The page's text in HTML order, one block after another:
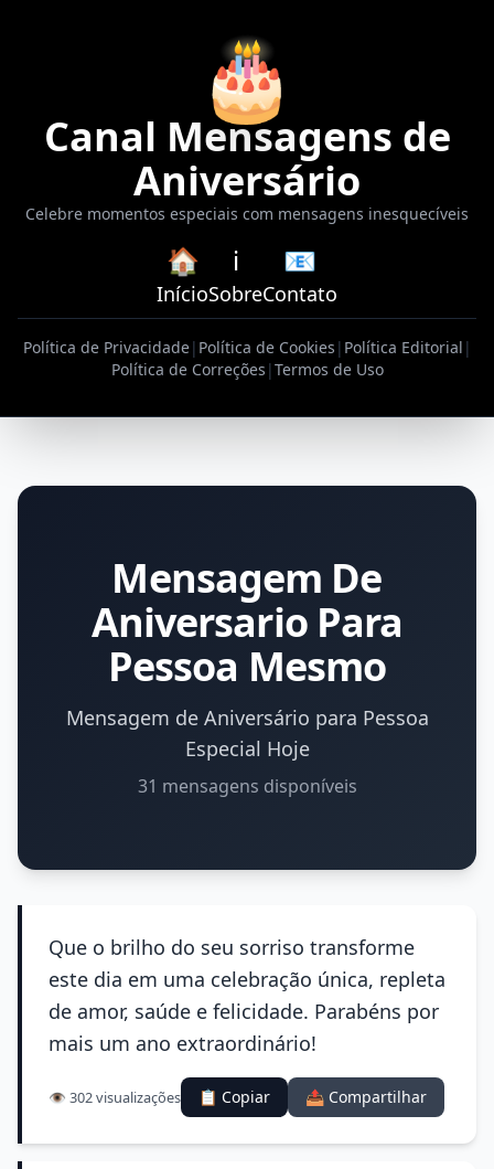
🎂
Canal Mensagens de
Aniversário
Celebre momentos especiais com mensagens inesquecíveis
🏠
Início
ℹ️
Sobre
📧
Contato
Política de Privacidade| Política de Cookies | Política Editorial |
Política de Correções |Termos de Uso
Mensagem De
Aniversario Para
Pessoa Mesmo
Mensagem de Aniversário para Pessoa
Especial Hoje
31 mensagens disponíveis
Que o brilho do seu sorriso transforme
este dia em uma celebração única, repleta
de amor, saúde e felicidade. Parabéns por
mais um ano extraordinário!
👁️ 302 visualizações 📋 Copiar 📤 Compartilhar